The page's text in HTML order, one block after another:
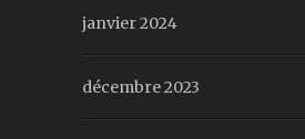
janvier 2024
décembre 2023